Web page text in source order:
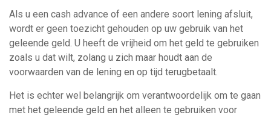
Als u een cash advance of een andere soort lening afsluit,
wordt er geen toezicht gehouden op uw gebruik van het
geleende geld. U heeft de vrijheid om het geld te gebruiken
zoals u dat wilt, zolang u zich maar houdt aan de
voorwaarden van de lening en op tijd terugbetaalt.
Het is echter wel belangrijk om verantwoordelijk om te gaan
met het geleende geld en het alleen te gebruiken voor